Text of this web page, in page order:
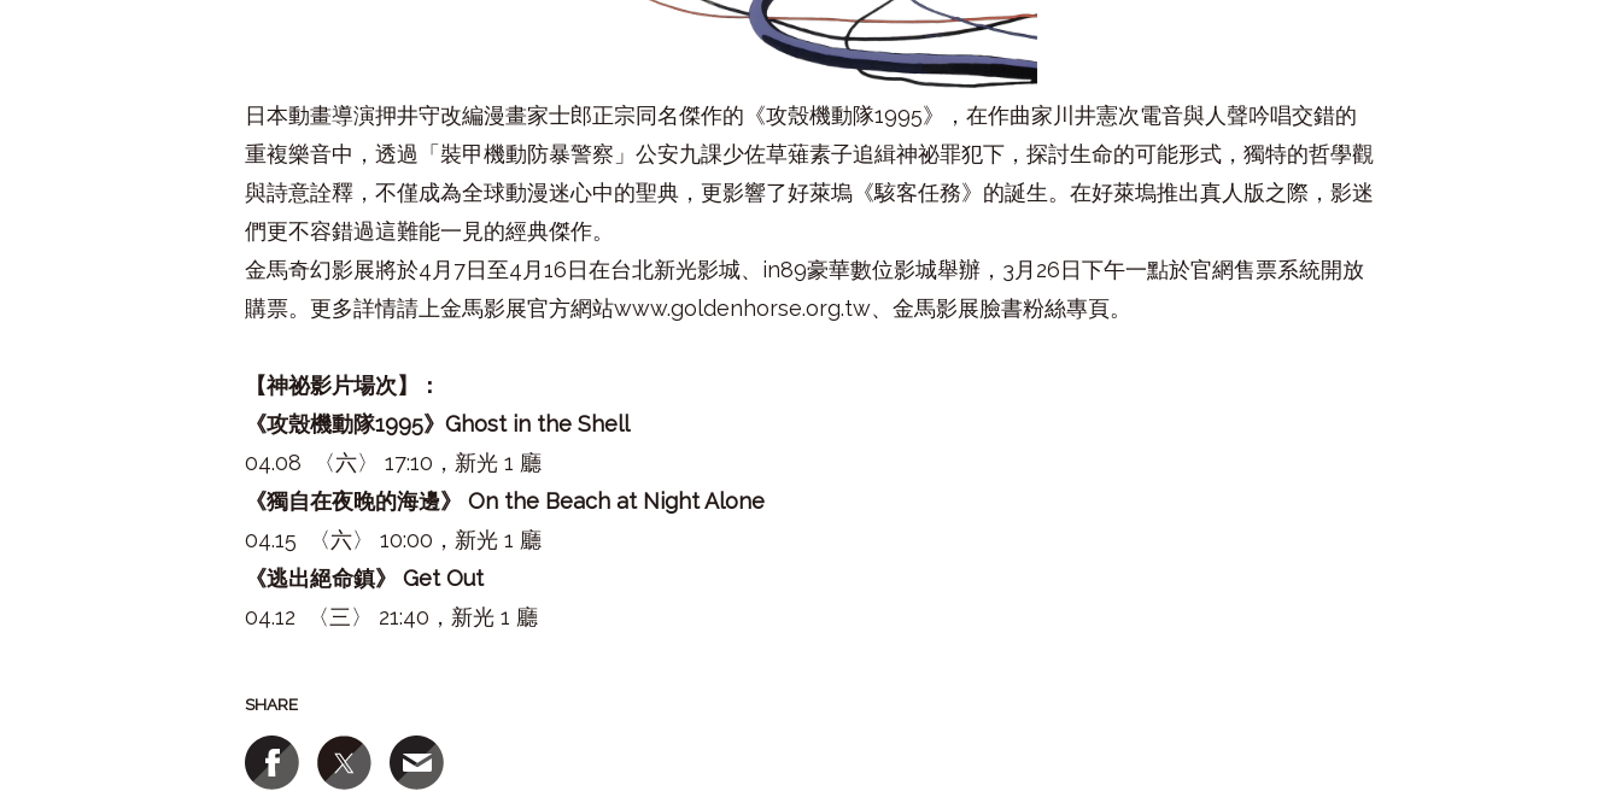
日本動畫導演押井守改編漫畫家士郎正宗同名傑作的《攻殼機動隊1995》，在作曲家川井憲次電音與人聲吟唱交錯的
重複樂音中，透過「裝甲機動防暴警察」公安九課少佐草薙素子追緝神祕罪犯下，探討生命的可能形式，獨特的哲學觀
與詩意詮釋，不僅成為全球動漫迷心中的聖典，更影響了好萊塢《駭客任務》的誕生。在好萊塢推出真人版之際，影迷
們更不容錯過這難能一見的經典傑作。
金馬奇幻影展將於4月7日至4月16日在台北新光影城、in89豪華數位影城舉辦，3月26日下午一點於官網售票系統開放
購票。更多詳情請上金馬影展官方網站www.goldenhorse.org.tw、金馬影展臉書粉絲專頁。
【神祕影片場次】：
《攻殼機動隊1995》Ghost in the Shell
04.08 〈六〉 17:10，新光 1 廳
《獨自在夜晚的海邊》 On the Beach at Night Alone
04.15 〈六〉 10:00，新光 1 廳
《逃出絕命鎮》 Get Out
04.12 〈三〉 21:40，新光 1 廳
SHARE